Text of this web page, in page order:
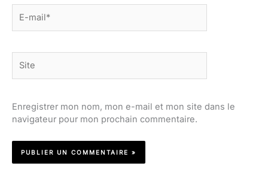
mail*
Enregistrer mon nom, mon e-mail et mon site dans le
navigateur pour mon prochain commentaire.